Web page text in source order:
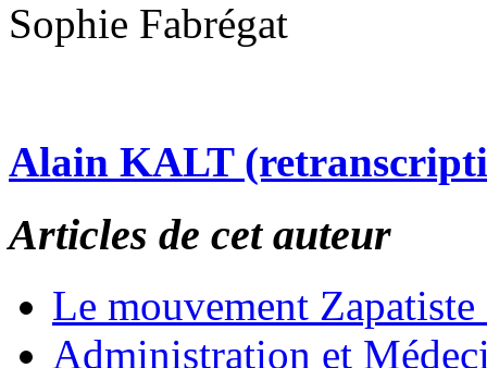
Sophie Fabrégat
Alain KALT
Articles de cet auteur
Le mouvement
Administration et